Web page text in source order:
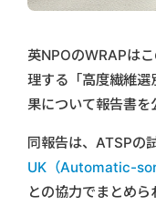
英NPOのWRAPは
理する「高度繊維
果について報告書を
同報告は、ATSPの
UK（Automatic-
との協力でまとめ